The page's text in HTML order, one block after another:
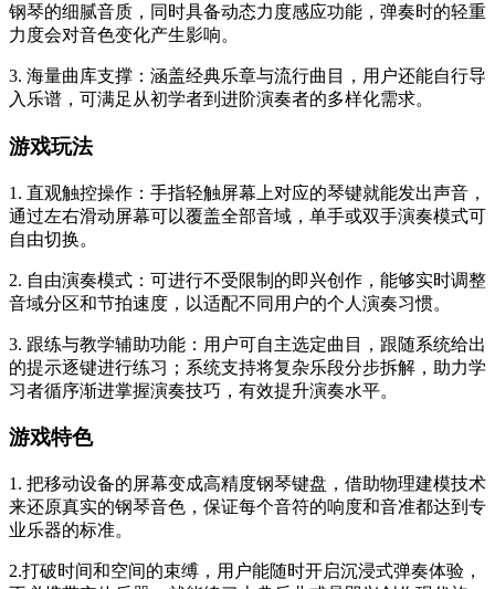
钢琴的细腻音质，同时具备动态力度感应功能，弹奏时的轻重
力度会对音色变化产生影响。
3. 海量曲库支撑：涵盖经典乐章与流行曲目，用户还能自行导
入乐谱，可满足从初学者到进阶演奏者的多样化需求。
游戏玩法
1. 直观触控操作：手指轻触屏幕上对应的琴键就能发出声音，
通过左右滑动屏幕可以覆盖全部音域，单手或双手演奏模式可
自由切换。
2. 自由演奏模式：可进行不受限制的即兴创作，能够实时调整
音域分区和节拍速度，以适配不同用户的个人演奏习惯。
3. 跟练与教学辅助功能：用户可自主选定曲目，跟随系统给出
的提示逐键进行练习；系统支持将复杂乐段分步拆解，助力学
习者循序渐进掌握演奏技巧，有效提升演奏水平。
游戏特色
1. 把移动设备的屏幕变成高精度钢琴键盘，借助物理建模技术
来还原真实的钢琴音色，保证每个音符的响度和音准都达到专
业乐器的标准。
2.打破时间和空间的束缚，用户能随时开启沉浸式弹奏体验，